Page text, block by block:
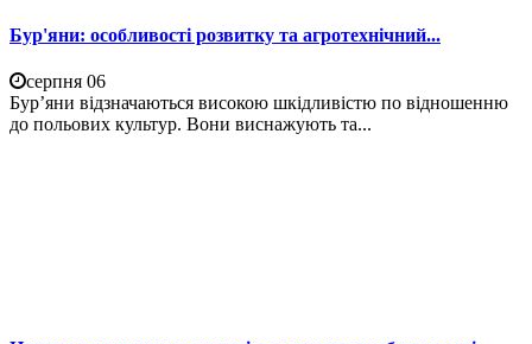
Бур'яни: особливості розвитку та агротехнічний...
серпня 06
Бур’яни відзначаються високою шкідливістю по відношенню
до польових культур. Вони виснажують та...